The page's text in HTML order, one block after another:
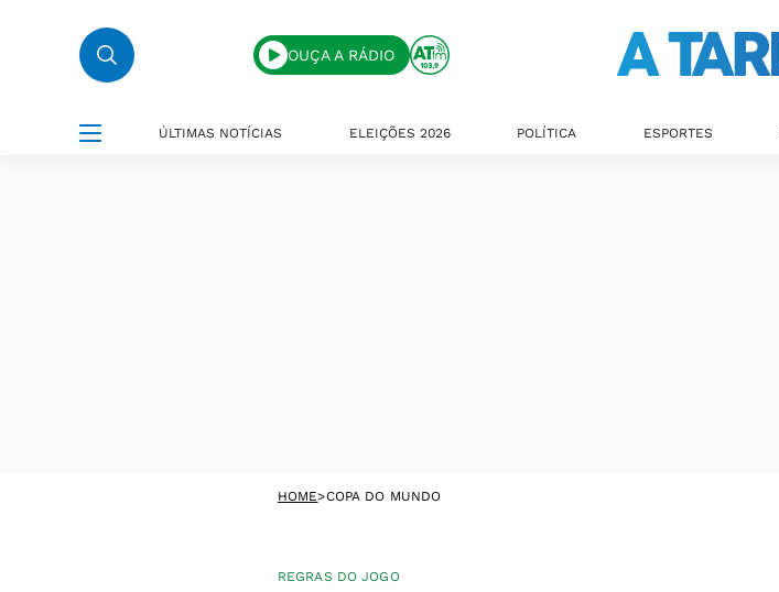
OUÇA A RÁDIO
ÚLTIMAS NOTÍCIAS ELEIÇÕES 2026 POLÍTICA ESPORTES
HOME>COPA DO MUNDO
REGRAS DO JOGO